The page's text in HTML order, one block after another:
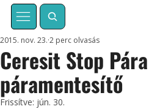
Ceresit Stop
páramentesítő
2015. nov. 23. 2 perc olvasás
Frissítve: jún. 30.